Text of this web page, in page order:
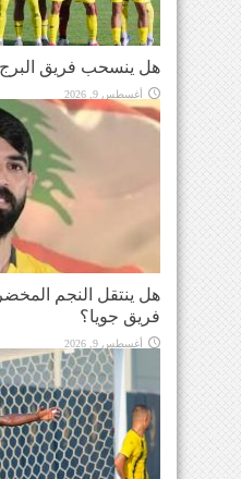
هل ينسحب فريق
أغسطس 9, 2026
هل ينتقل النجم
فريق جويا؟
أغسطس 9, 2026